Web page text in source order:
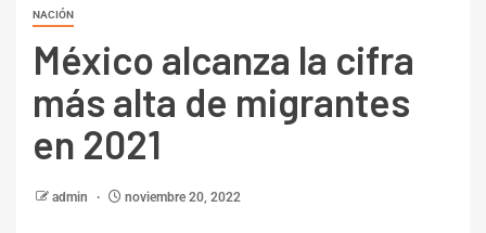
NACIÓN
México alcanza la cifra
más alta de migrantes
en 2021
admin noviembre 20, 2022